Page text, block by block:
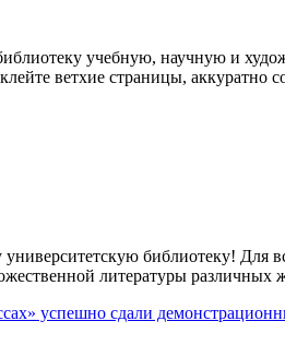
учебную, научную и
ветхие страницы, аккуратно
библиотеку!
литературы